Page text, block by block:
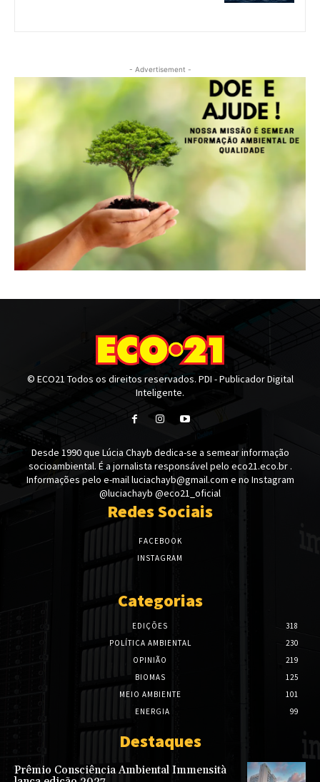
- Advertisement -
© ECO21 Todos os direitos reservados. PDI - Publicador Digital
Inteligente.
Desde 1990 que Lúcia Chayb dedica-se a semear informação
socioambiental. É a jornalista responsável pelo eco21.eco.br .
Informações pelo e-mail luciachayb@gmail.com e no Instagram
@luciachayb @eco21_oficial
Redes Sociais
FACEBOOK
INSTAGRAM
Categorias
EDIÇÕES
318
POLÍTICA AMBIENTAL
230
OPINIÃO
219
BIOMAS
125
MEIO AMBIENTE
101
ENERGIA
99
Destaques
Prêmio Consciência Ambiental Immensità